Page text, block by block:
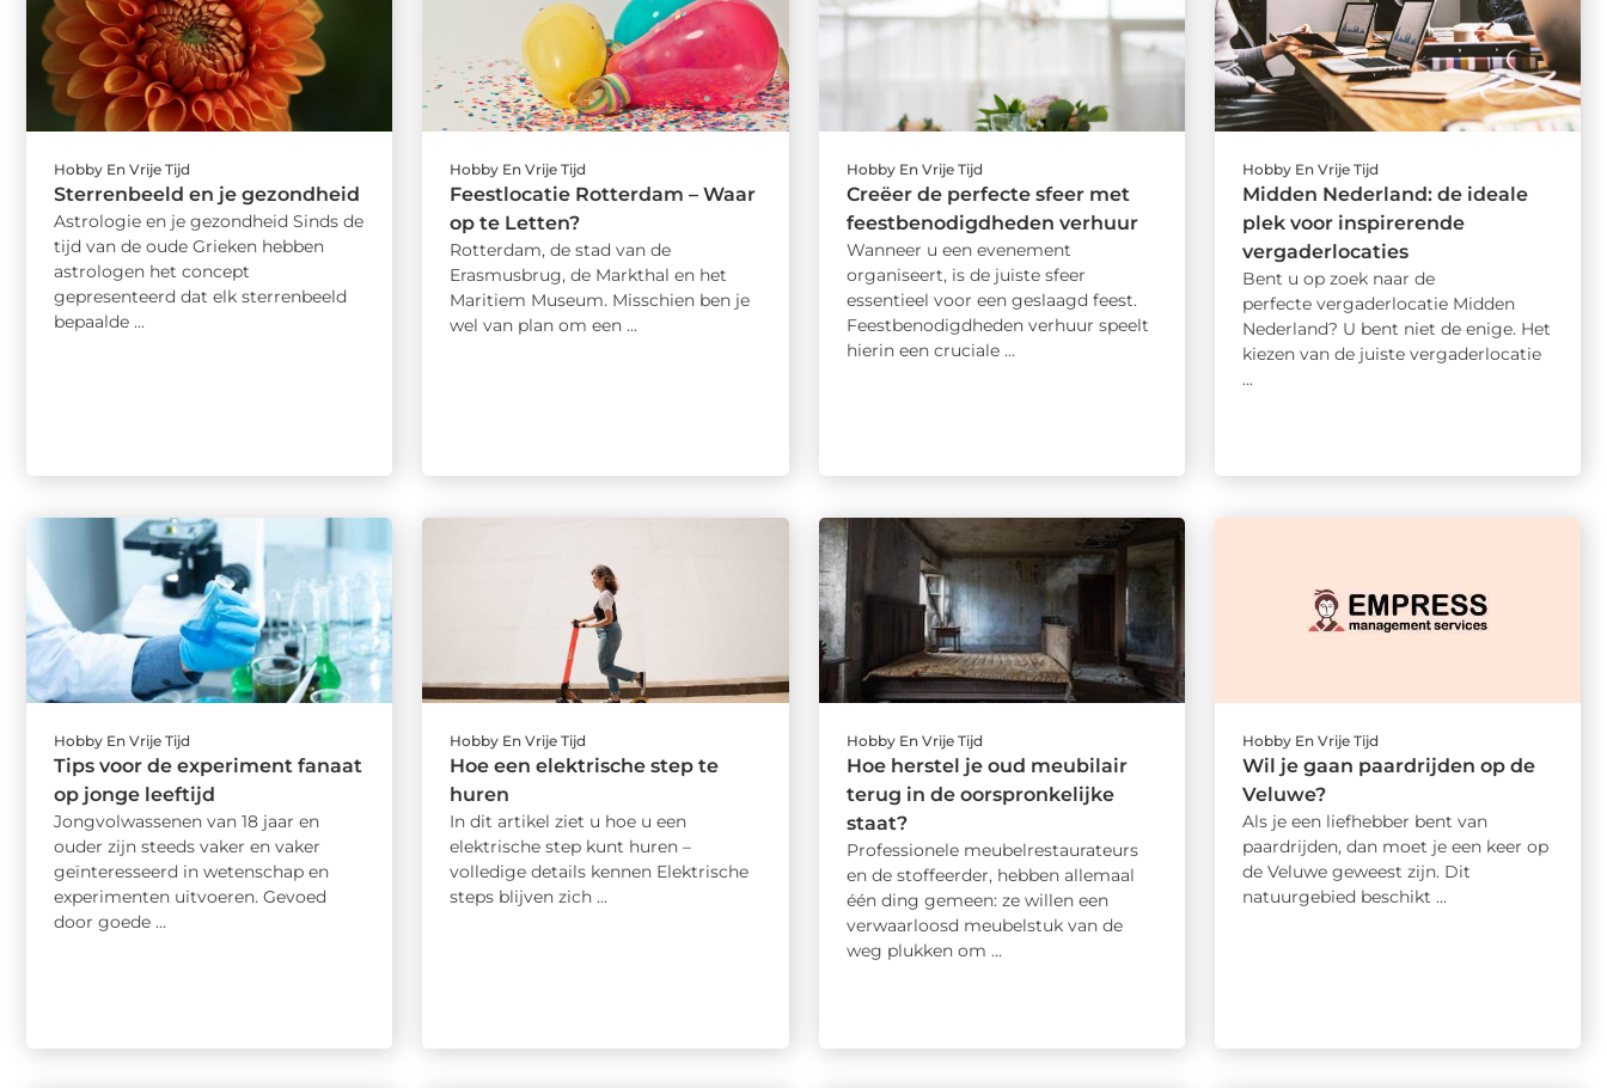
Hobby En Vrije Tijd
Sterrenbeeld en je gezondheid
Astrologie en je gezondheid Sinds de
tijd van de oude Grieken hebben
astrologen het concept
gepresenteerd dat elk sterrenbeeld
bepaalde ...
Hobby En Vrije Tijd
Feestlocatie Rotterdam – Waar
op te Letten?
Rotterdam, de stad van de
Erasmusbrug, de Markthal en het
Maritiem Museum. Misschien ben je
wel van plan om een ...
Hobby En Vrije Tijd
Creëer de perfecte sfeer met
feestbenodigdheden verhuur
Wanneer u een evenement
organiseert, is de juiste sfeer
essentieel voor een geslaagd feest.
Feestbenodigdheden verhuur speelt
hierin een cruciale ...
Hobby En Vrije Tijd
Midden Nederland: de ideale
plek voor inspirerende
vergaderlocaties
Bent u op zoek naar de
perfecte vergaderlocatie Midden
Nederland? U bent niet de enige. Het
kiezen van de juiste vergaderlocatie
...
Hobby En Vrije Tijd
Tips voor de experiment fanaat
op jonge leeftijd
Jongvolwassenen van 18 jaar en
ouder zijn steeds vaker en vaker
geïnteresseerd in wetenschap en
experimenten uitvoeren. Gevoed
door goede ...
Hobby En Vrije Tijd
Hoe een elektrische step te
huren
In dit artikel ziet u hoe u een
elektrische step kunt huren –
volledige details kennen Elektrische
steps blijven zich ...
Hobby En Vrije Tijd
Hoe herstel je oud meubilair
terug in de oorspronkelijke
staat?
Professionele meubelrestaurateurs
en de stoffeerder, hebben allemaal
één ding gemeen: ze willen een
verwaarloosd meubelstuk van de
weg plukken om ...
Hobby En Vrije Tijd
Wil je gaan paardrijden op de
Veluwe?
Als je een liefhebber bent van
paardrijden, dan moet je een keer op
de Veluwe geweest zijn. Dit
natuurgebied beschikt ...